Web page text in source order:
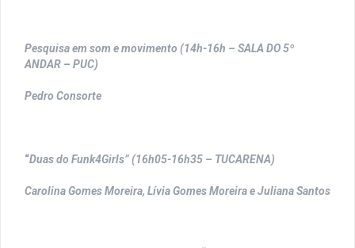
Pesquisa em som e movimento (14h-16h – SALA DO 5º
ANDAR – PUC)
Pedro Consorte
“Duas do Funk4Girls” (16h05-16h35 – TUCARENA)
Carolina Gomes Moreira, Lívia Gomes Moreira e Juliana Santos